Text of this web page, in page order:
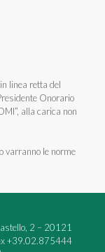
linea retta del
Onorario
alla carica non
varranno le norme
2 – 20121
+39.02.875444